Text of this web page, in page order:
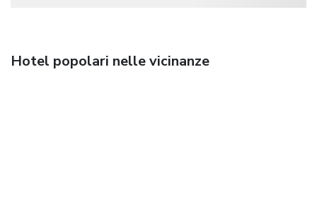
Hotel popolari nelle vicinanze